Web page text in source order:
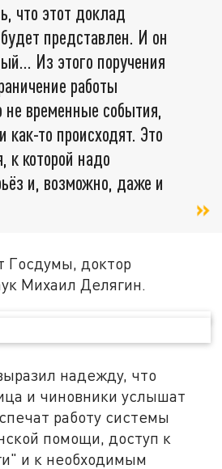
что этот доклад
представлен. И он
Из этого поручения
работы
не временные события,
как-то происходят. Это
к которой надо
и, возможно, даже и
Госдумы, доктор
Михаил Делягин.
надежду, что
и чиновники услышат
работу системы
помощи, доступ к
и к необходимым